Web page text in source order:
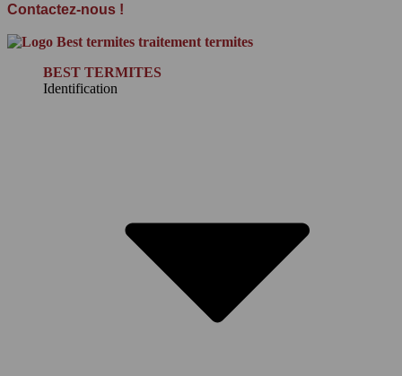
Contactez-nous !
BEST TERMITES
Identification